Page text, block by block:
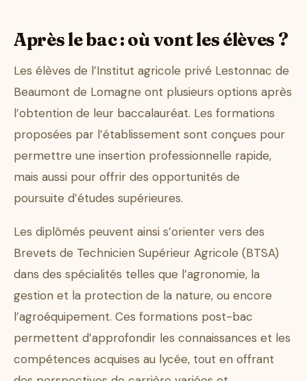
Après le bac : où vont les élèves ?
Les élèves de l’Institut agricole privé Lestonnac de
Beaumont de Lomagne ont plusieurs options après
l’obtention de leur baccalauréat. Les formations
proposées par l’établissement sont conçues pour
permettre une insertion professionnelle rapide,
mais aussi pour offrir des opportunités de
poursuite d’études supérieures.
Les diplômés peuvent ainsi s’orienter vers des
Brevets de Technicien Supérieur Agricole (BTSA)
dans des spécialités telles que l’agronomie, la
gestion et la protection de la nature, ou encore
l’agroéquipement. Ces formations post-bac
permettent d’approfondir les connaissances et les
compétences acquises au lycée, tout en offrant